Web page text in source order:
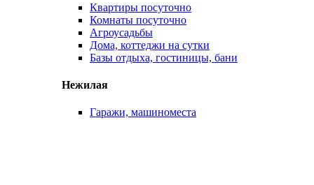
Квартиры посуточно
Комнаты посуточно
Агроусадьбы
Дома, коттеджи на сутки
Базы отдыха, гостиницы, бани
Нежилая
Гаражи, машиноместа